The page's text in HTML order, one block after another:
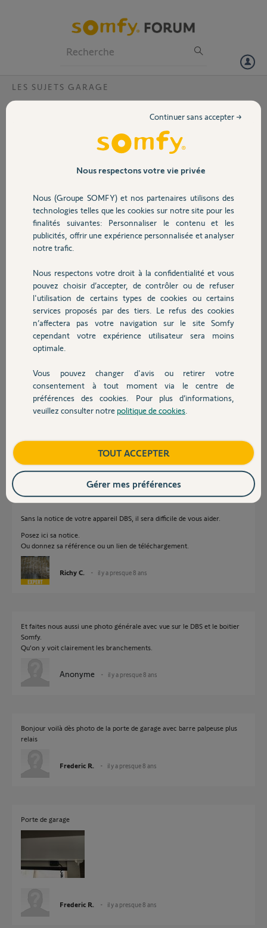
Volet
Sécurité
Domotique
Chauffage
Autres produits
Devis avec un pro
Contact
LES SUJETS GARAGE
Impossible de faire marcher le relais
somfy sur ma porte de garage
enrouble DBS le courant arrive bien
sur les borne 12 est 13 14 15
ouverture fermeture mais sa
Frederic R.
il y a presque 8 ans
Participer au fil de discussion
Réponses
Bonjour,
C'est quoi le relais?
Anonyme il y a presque 8 ans
Sans la notice de votre appareil DBS, il sera difficile de vous aider.
Posez ici sa notice.
Ou donnez sa référence ou un lien de téléchargement.
Richy C. il y a presque 8 ans
Et faites nous aussi une photo générale avec vue sur le DBS et le boitier
Somfy.
Qu'on y voit clairement les branchements.
Anonyme il y a presque 8 ans
Bonjour voilà dès photo de la porte de garage avec barre palpeuse plus
relais
Frederic R. il y a presque 8 ans
Porte de garage
Frederic R. il y a presque 8 ans
Nous respectons votre vie privée
Nous (Groupe SOMFY) et nos partenaires utilisons des
technologies telles que les cookies sur notre site pour les
finalités suivantes: Personnaliser le contenu et les
publicités, offrir une expérience personnalisée et analyser
notre trafic.
Nous respectons votre droit à la confidentialité et vous
pouvez choisir d’accepter, de contrôler ou de refuser
l'utilisation de certains types de cookies ou certains
services proposés par des tiers. Le refus des cookies
n’affectera pas votre navigation sur le site Somfy
cependant votre expérience utilisateur sera moins
optimale.
Vous pouvez changer d'avis ou retirer votre
consentement à tout moment via le centre de
préférences des cookies. Pour plus d’informations,
veuillez consulter notre politique de cookies
Continuer sans accepter →
TOUT ACCEPTER
Gérer mes préférences